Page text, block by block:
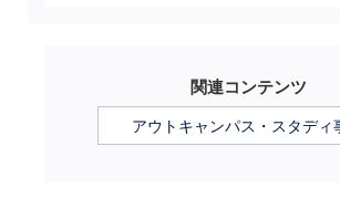
関連コンテンツ
アウトキャンパス・スタディ